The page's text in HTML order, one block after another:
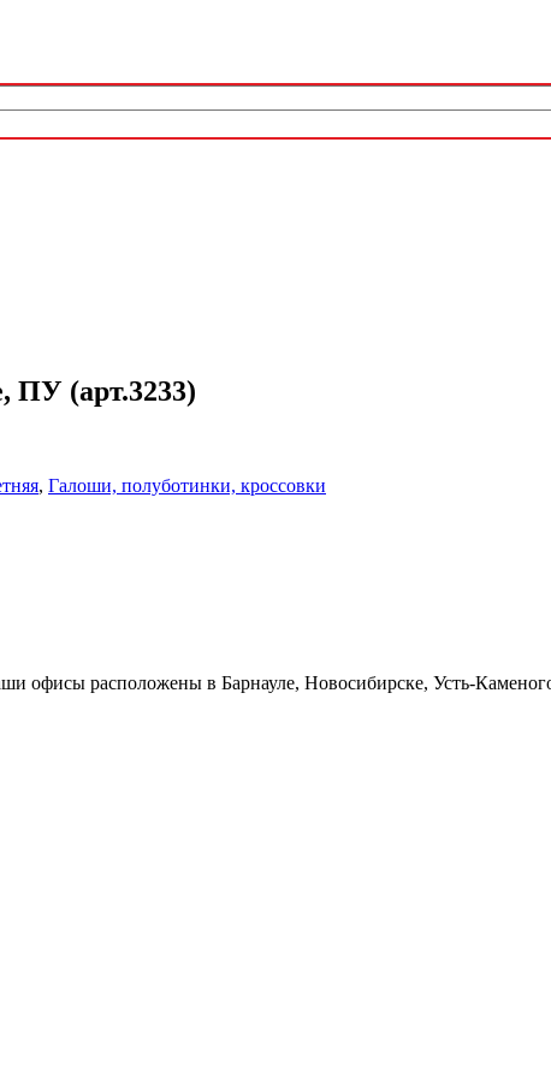
(арт.3233)
, Галоши, полуботинки, кроссовки
офисы расположены в Барнауле, Новосибирске, Усть-